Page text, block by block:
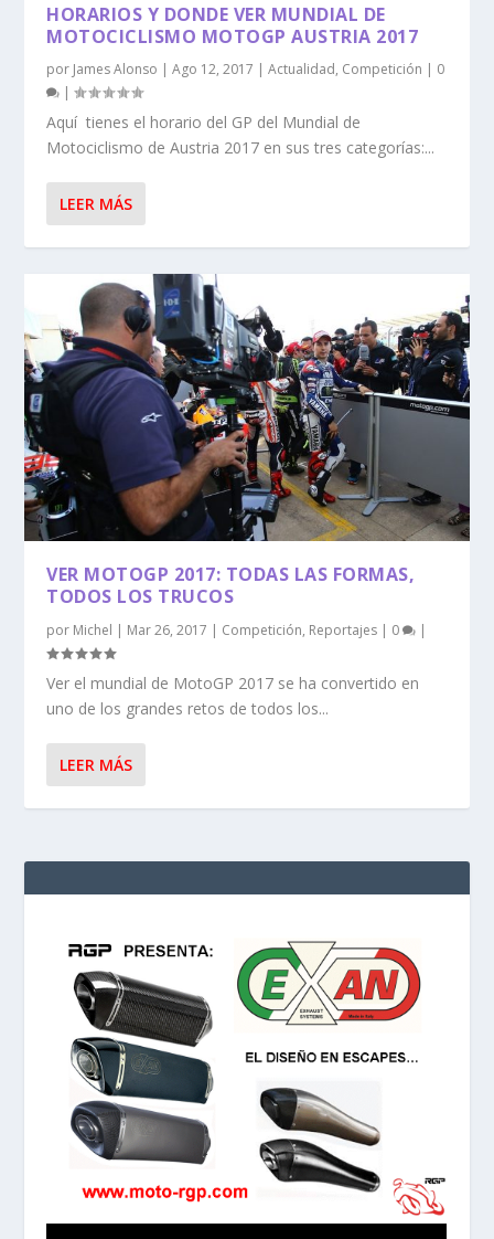
HORARIOS Y DONDE VER MUNDIAL DE
MOTOCICLISMO MOTOGP AUSTRIA 2017
por James Alonso |Ago 12, 2017 |Actualidad, Competición | 0
|
Aquí tienes el horario del GP del Mundial de
Motociclismo de Austria 2017 en sus tres categorías:...
LEER MÁS
VER MOTOGP 2017: TODAS LAS FORMAS,
TODOS LOS TRUCOS
por Michel | Mar 26, 2017 | Competición, Reportajes | 0 |
Ver el mundial de MotoGP 2017 se ha convertido en
uno de los grandes retos de todos los...
LEER MÁS